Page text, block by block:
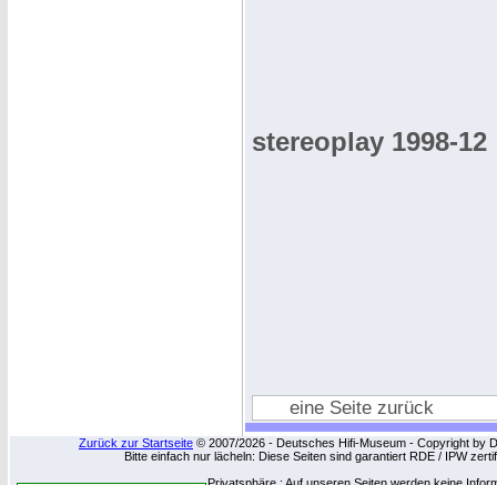
stereoplay 1998-12
eine Seite zurück
Zurück zur Startseite © 2007/2026 - Deutsches Hifi-Museum - Copyright by
Bitte einfach nur lächeln: Diese Seiten sind garantiert RDE / IPW